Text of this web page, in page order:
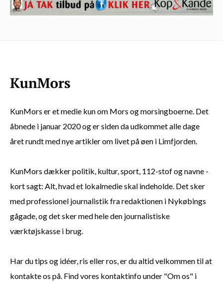
KunMors er et medie kun om Mors og morsingboerne. Det
åbnede i januar 2020 og er siden da udkommet alle dage
året rundt med nye artikler om livet på øen i Limfjorden.
KunMors dækker politik, kultur, sport, 112-stof og navne -
kort sagt: Alt, hvad et lokalmedie skal indeholde. Det sker
med professionel journalistik fra redaktionen i Nykøbings
gågade, og det sker med hele den journalistiske
værktøjskasse i brug.
Har du tips og idéer, ris eller ros, er du altid velkommen til at
kontakte os på. Find vores kontaktinfo under "Om os" i